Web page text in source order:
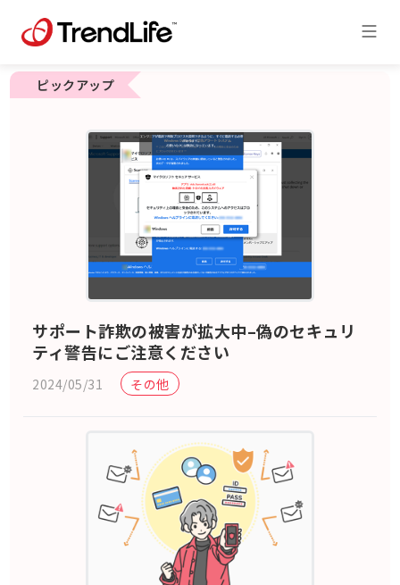
ピックアップ
サポート詐欺の被害が拡大中–偽のセキュリ
ティ警告にご注意ください
2024/05/31 その他